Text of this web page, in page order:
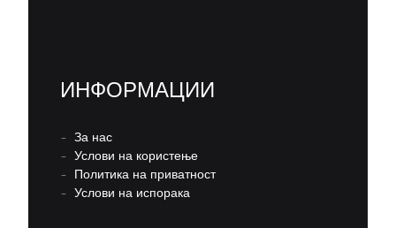
ИНФОРМАЦИИ
– За нас
– Услови на користење
– Политика на приватност
– Услови на испорака